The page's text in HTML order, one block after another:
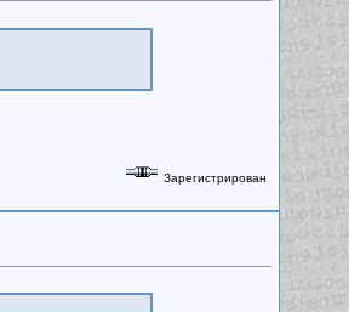
Зарегистрирован